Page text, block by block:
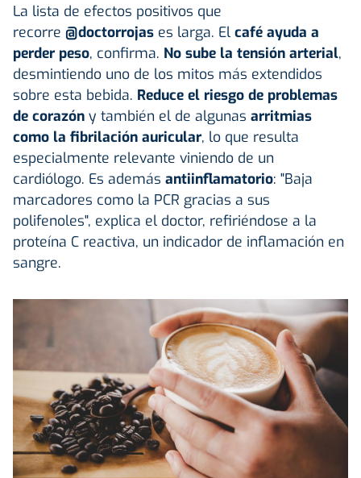
La lista de efectos positivos que
recorre @doctorrojas es larga. El café ayuda a
perder peso, confirma. No sube la tensión arterial,
desmintiendo uno de los mitos más extendidos
sobre esta bebida. Reduce el riesgo de problemas
de corazón y también el de algunas arritmias
como la fibrilación auricular, lo que resulta
especialmente relevante viniendo de un
cardiólogo. Es además antiinflamatorio: "Baja
marcadores como la PCR gracias a sus
polifenoles", explica el doctor, refiriéndose a la
proteína C reactiva, un indicador de inflamación en
sangre.